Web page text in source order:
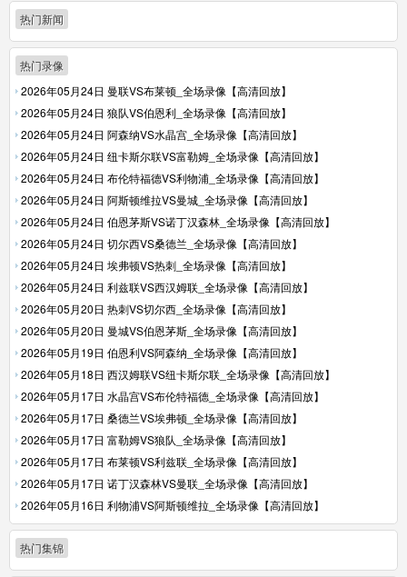
热门新闻
热门录像
2026年05月24日 曼联VS布莱顿_全场录像【高清回放】
2026年05月24日 狼队VS伯恩利_全场录像【高清回放】
2026年05月24日 阿森纳VS水晶宫_全场录像【高清回放】
2026年05月24日 纽卡斯尔联VS富勒姆_全场录像【高清回放】
2026年05月24日 布伦特福德VS利物浦_全场录像【高清回放】
2026年05月24日 阿斯顿维拉VS曼城_全场录像【高清回放】
2026年05月24日 伯恩茅斯VS诺丁汉森林_全场录像【高清回放】
2026年05月24日 切尔西VS桑德兰_全场录像【高清回放】
2026年05月24日 埃弗顿VS热刺_全场录像【高清回放】
2026年05月24日 利兹联VS西汉姆联_全场录像【高清回放】
2026年05月20日 热刺VS切尔西_全场录像【高清回放】
2026年05月20日 曼城VS伯恩茅斯_全场录像【高清回放】
2026年05月19日 伯恩利VS阿森纳_全场录像【高清回放】
2026年05月18日 西汉姆联VS纽卡斯尔联_全场录像【高清回放】
2026年05月17日 水晶宫VS布伦特福德_全场录像【高清回放】
2026年05月17日 桑德兰VS埃弗顿_全场录像【高清回放】
2026年05月17日 富勒姆VS狼队_全场录像【高清回放】
2026年05月17日 布莱顿VS利兹联_全场录像【高清回放】
2026年05月17日 诺丁汉森林VS曼联_全场录像【高清回放】
2026年05月16日 利物浦VS阿斯顿维拉_全场录像【高清回放】
热门集锦